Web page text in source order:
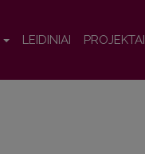
LEIDINIAI PROJEKTAI